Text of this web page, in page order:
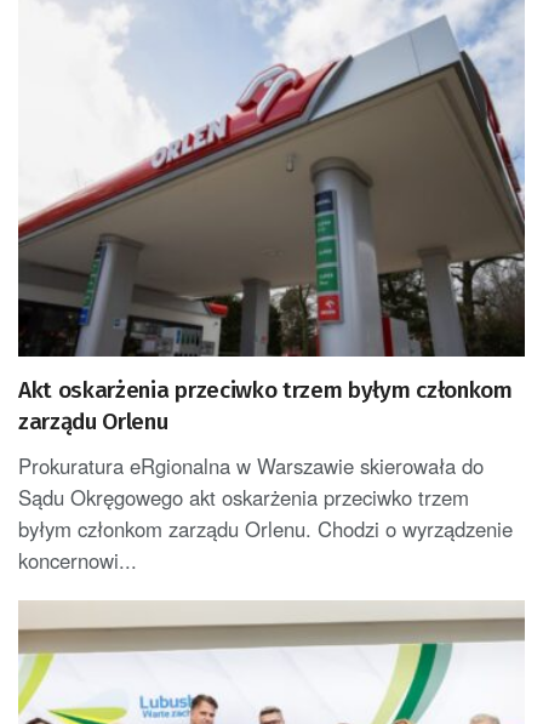
Akt oskarżenia przeciwko trzem byłym członkom
zarządu Orlenu
Prokuratura eRgionalna w Warszawie skierowała do
Sądu Okręgowego akt oskarżenia przeciwko trzem
byłym członkom zarządu Orlenu. Chodzi o wyrządzenie
koncernowi...